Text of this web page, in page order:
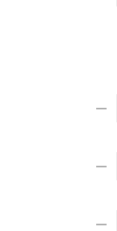
—
—
—